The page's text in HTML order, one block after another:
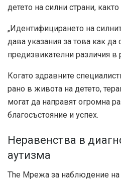
детето на силни страни, както
„Идентифицирането на
дава указания за това как да
предизвикателни различия в
Когато здравните
рано в живота на детето,
могат да направят огромна
благосъстояние и успех.
Неравенства в
аутизма
The Мрежа за наблюдение